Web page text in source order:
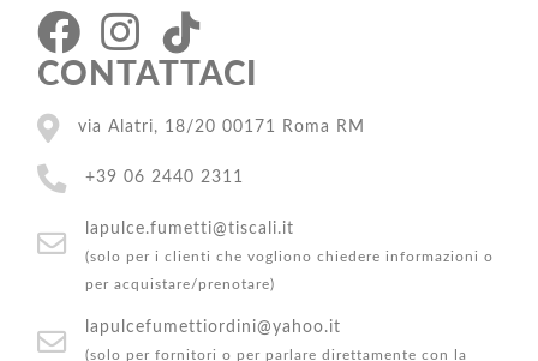
CONTATTACI
via Alatri, 18/20 00171 Roma RM
+39 06 2440 2311
lapulce.fumetti@tiscali.it
(solo per i clienti che vogliono chiedere informazioni o
per acquistare/prenotare)
lapulcefumettiordini@yahoo.it
(solo per fornitori o per parlare direttamente con la